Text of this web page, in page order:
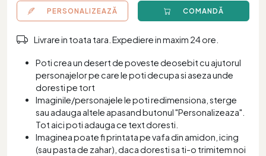
PERSONALIZEAZĂ COMANDĂ
Livrare in toata tara. Expediere in maxim 24 ore.
Poti crea un desert de poveste deosebit cu ajutorul
personajelor pe care le poti decupa si aseza unde
doresti pe tort
Imaginile/personajele le poti redimensiona, sterge
sau adauga altele apasand butonul "Personalizeaza".
Tot aici poti adauga ce text doresti.
Imaginea poate fi printata pe vafa din amidon, icing
(sau pasta de zahar), daca doresti sa ti-o trimitem noi